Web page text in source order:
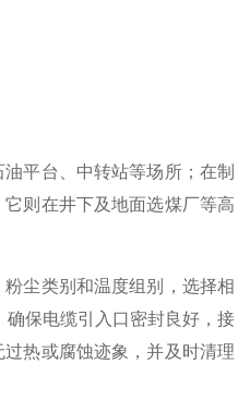
平台、中转站等场所；在制
则在井下及地面选煤厂等高
尘类别和温度组别，选择相
保电缆引入口密封良好，接
热或腐蚀迹象，并及时清理